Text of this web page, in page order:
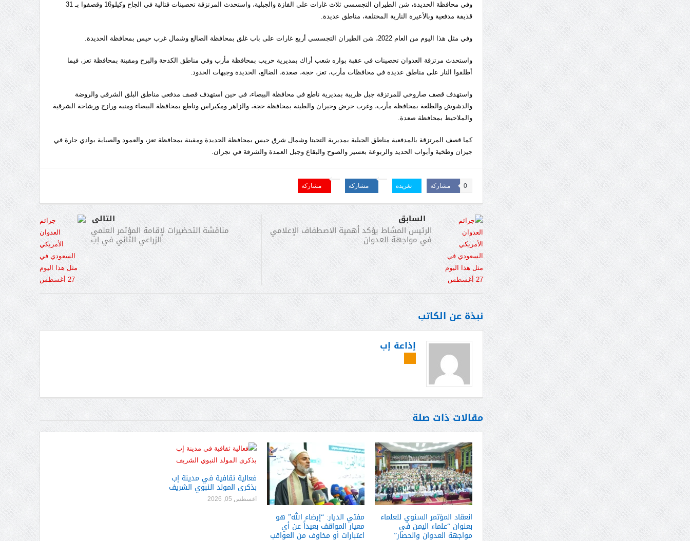
وفي محافظة الحديدة، شن الطيران التجسسي ثلاث غارات على الفازة والجبلية، واستحدث المرتزقة تحصينات قتالية في الجاح وكيلو16 وقصفوا بـ 31
قذيفة مدفعية وبالأعيرة النارية المختلفة، مناطق عديدة.
وفي مثل هذا اليوم من العام 2022، شن الطيران التجسسي أربع غارات على باب غلق بمحافظة الضالع وشمال غرب حيس بمحافظة الحديدة.
واستحدث مرتزقة العدوان تحصينات في عقبة بواره شعب أراك بمديرية حريب بمحافظة مأرب وفي مناطق الكدحة والبرح ومقبنة بمحافظة تعز، فيما
أطلقوا النار على مناطق عديدة في محافظات مأرب، تعز، حجة، صعدة، الضالع، الحديدة وجبهات الحدود.
واستهدف قصف صاروخي للمرتزقة جبل ظريبة بمديرية ناطع في محافظة البيضاء، في حين استهدف قصف مدفعي مناطق البلق الشرقي والروضة
والدشوش والطلعة بمحافظة مأرب، وغرب حرض وحيران والطينة بمحافظة حجة، والزاهر ومكيراس وناطع بمحافظة البيضاء ومنبه ورازح ورشاحة الشرقية
والملاحيظ بمحافظة صعدة.
كما قصف المرتزقة بالمدفعية مناطق الجبلية بمديرية التحيتا وشمال شرق حيس بمحافظة الحديدة ومقبنة بمحافظة تعز، والعمود والصباية بوادي جارة في
جيزان وطخية وأبواب الحديد والربوعة بعسير والصوح والبقاع وجبل العمدة والشرفة في نجران.
مشاركة 0 تغريدة مشاركة مشاركة
السابق
الرئيس المشاط يؤكد أهمية الاصطفاف الإعلامي
في مواجهة العدوان
التالى
مناقشة التحضيرات لإقامة المؤتمر العلمي
الزراعي الثاني في إب
نبذة عن الكاتب
إذاعة إب
مقالات ذات صلة
انعقاد المؤتمر السنوي للعلماء
بعنوان “علماء اليمن في
مواجهة العدوان والحصار”
مفتي الديار: “إرضاء الله” هو
معيار المواقف بعيداً عن أي
اعتبارات أو مخاوف من العواقب
فعالية ثقافية في مدينة إب
بذكرى المولد النبوي الشريف
أغسطس 05, 2026